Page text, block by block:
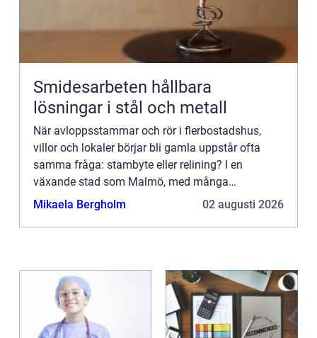
Smidesarbeten hållbara
lösningar i stål och metall
När avloppsstammar och rör i flerbostadshus,
villor och lokaler börjar bli gamla uppstår ofta
samma fråga: stambyte eller relining? I en
växande stad som Malmö, med många
fastigheter från 19501970-tale...
Mikaela Bergholm 02 augusti 2026